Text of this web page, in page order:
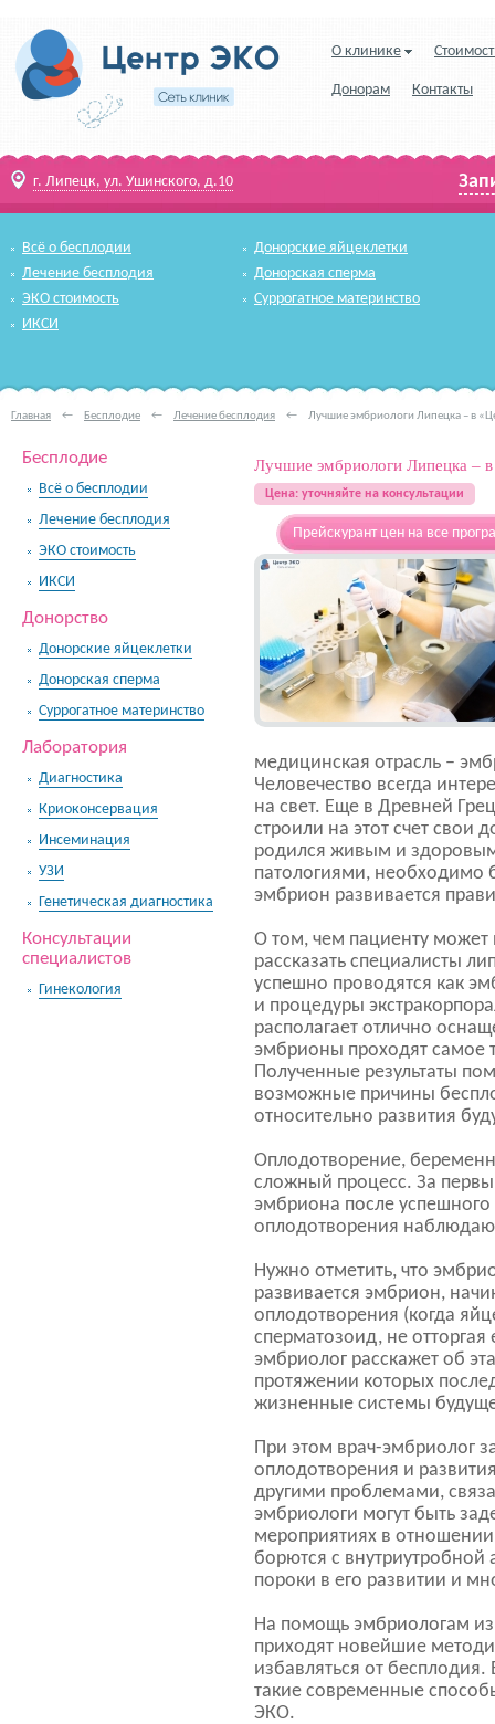
О клинике
Донорам Контакты
г. Липецк, ул. Ушинского, д.10
Всё о бесплодии
Лечение бесплодия
ЭКО стоимость
ИКСИ
Донорские яйцеклетки
Донорская сперма
Суррогатное материнство
Главная ← Бесплодие ← Лечение бесплодия ← Лучшие эмбриологи Липецка – в
Бесплодие
Всё о бесплодии
Лечение бесплодия
ЭКО стоимость
ИКСИ
Донорство
Донорские яйцеклетки
Донорская сперма
Суррогатное материнство
Лаборатория
Диагностика
Криоконсервация
Инсеминация
УЗИ
Генетическая диагностика
Консультации
специалистов
Гинекология
Лучшие эмбриологи Липецка –
Цена: уточняйте на консультации
Прейскурант цен на все
медицинская отрасль –
Человечество всегда
на свет. Еще в Древней
строили на этот счет свои
родился живым и
патологиями, необходимо
эмбрион развивается
О том, чем пациенту может
рассказать специалисты
успешно проводятся как
и процедуры
располагает отлично
эмбрионы проходят самое
Полученные результаты
возможные причины
относительно развития
Оплодотворение,
сложный процесс. За
эмбриона после успешного
оплодотворения
Нужно отметить, что
развивается эмбрион,
оплодотворения (когда
сперматозоид, не
эмбриолог расскажет об
протяжении которых
жизненные системы
При этом врач-эмбриолог
оплодотворения и
другими проблемами,
эмбриологи могут быть
мероприятиях в
борются с
пороки в его развитии и
На помощь эмбриологам
приходят новейшие
избавляться от бесплодия.
такие современные
ЭКО.